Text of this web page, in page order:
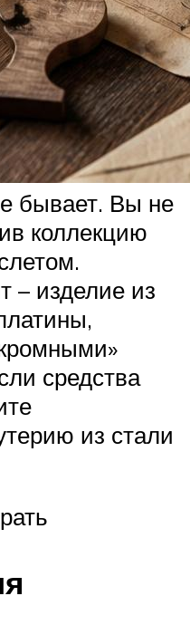
бывает. Вы не
коллекцию
– изделие из
средства
из стали